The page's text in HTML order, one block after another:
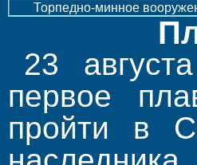
Торпедно-минное
23
первое
пройти в